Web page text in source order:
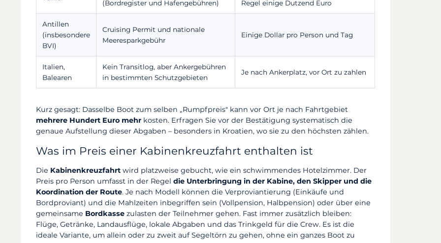
(Bordregister und Hafengebühren)
Regel einige Dutzend Euro
Antillen
(insbesondere
BVI)
Cruising Permit und nationale
Meeresparkgebühr
Einige Dollar pro Person und Tag
Italien,
Balearen
Kein Transitlog, aber Ankergebühren
in bestimmten Schutzgebieten
Je nach Ankerplatz, vor Ort zu zahlen
Kurz gesagt: Dasselbe Boot zum selben „Rumpfpreis" kann vor Ort je nach Fahrtgebiet
mehrere Hundert Euro mehr kosten. Erfragen Sie vor der Bestätigung systematisch die
genaue Aufstellung dieser Abgaben – besonders in Kroatien, wo sie zu den höchsten zählen.
Was im Preis einer Kabinenkreuzfahrt enthalten ist
Die Kabinenkreuzfahrt wird platzweise gebucht, wie ein schwimmendes Hotelzimmer. Der
Preis pro Person umfasst in der Regeldie Unterbringung in der Kabine, den Skipper und die
Koordination der Route. Je nach Modell können die Verproviantierung (Einkäufe und
Bordproviant) und die Mahlzeiten inbegriffen sein (Vollpension, Halbpension) oder über eine
gemeinsame Bordkasse zulasten der Teilnehmer gehen. Fast immer zusätzlich bleiben:
Flüge, Getränke, Landausflüge, lokale Abgaben und das Trinkgeld für die Crew. Es ist die
ideale Variante, um allein oder zu zweit auf Segeltörn zu gehen, ohne ein ganzes Boot zu